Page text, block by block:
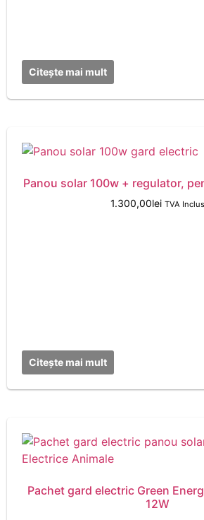
Citește mai mult
Panou solar 100w + regulator,
1.300,00lei TVA Inclus
Citește mai mult
Pachet gard electric Green
12W